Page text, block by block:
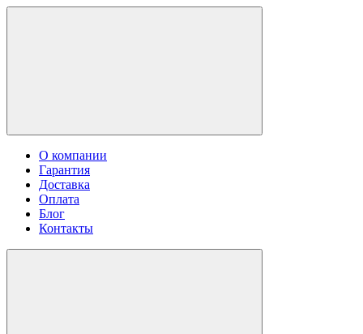
О компании
Гарантия
Доставка
Оплата
Блог
Контакты